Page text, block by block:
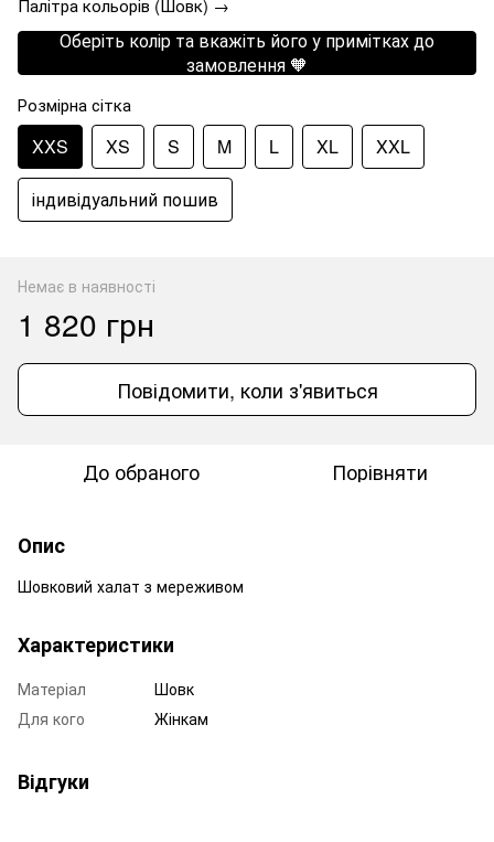
Палітра кольорів (Шовк) →
Оберіть колір та вкажіть його у примітках до
замовлення 🧡
Розмірна сітка
XXS XS S M L XL XXL
індивідуальний пошив
Немає в наявності
1 820 грн
Повідомити, коли з'явиться
До обраного Порівняти
Опис
Шовковий халат з мереживом
Характеристики
Матеріал
Шовк
Для кого
Жінкам
Відгуки